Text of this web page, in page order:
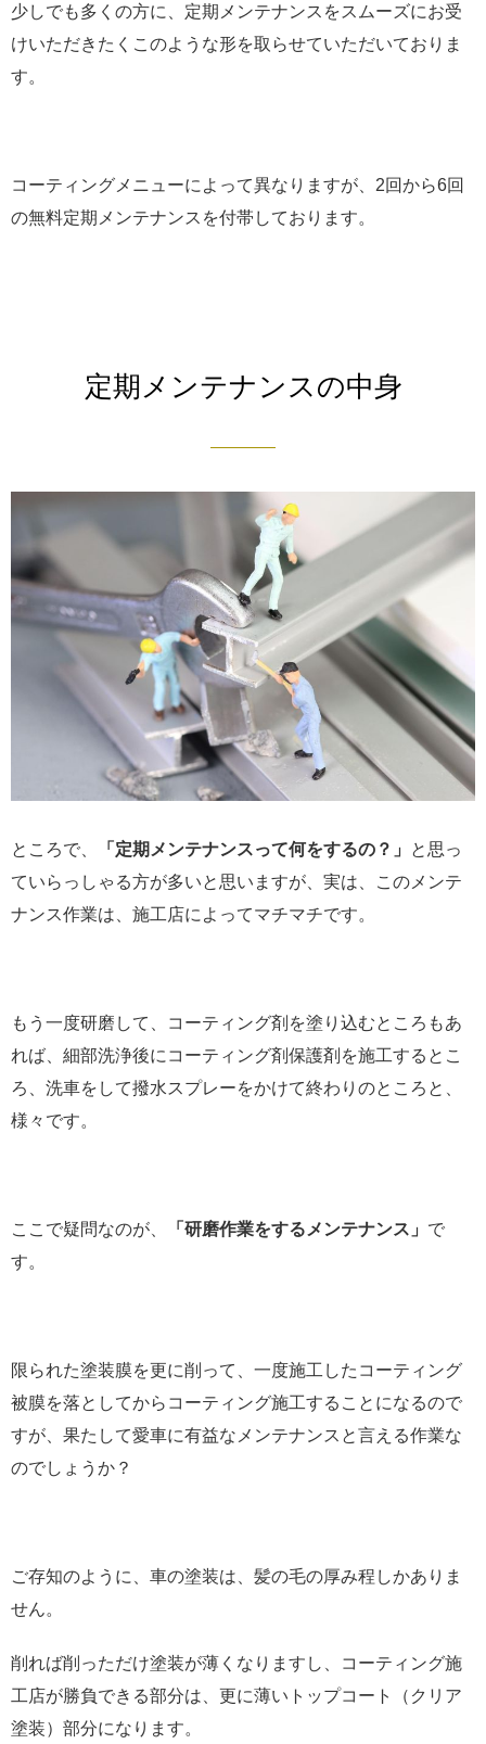
少しでも多くの方に、定期メンテナンスをスムーズにお受
けいただきたくこのような形を取らせていただいておりま
す。
コーティングメニューによって異なりますが、2回から6回
の無料定期メンテナンスを付帯しております。
定期メンテナンスの中身
ところで、 「定期メンテナンスって何をするの？」
と思っ
ていらっしゃる方が多いと思いますが、実は、このメンテ
ナンス作業は、施工店によってマチマチです。
もう一度研磨して、コーティング剤を塗り込むところもあ
れば、細部洗浄後にコーティング剤保護剤を施工するとこ
ろ、洗車をして撥水スプレーをかけて終わりのところと、
様々です。
ここで疑問なのが、 「研磨作業をするメンテナンス」 で
す。
限られた塗装膜を更に削って、一度施工したコーティング
被膜を落としてからコーティング施工することになるので
すが、果たして愛車に有益なメンテナンスと言える作業な
のでしょうか？
ご存知のように、車の塗装は、髪の毛の厚み程しかありま
せん。
削れば削っただけ塗装が薄くなりますし、コーティング施
工店が勝負できる部分は、更に薄いトップコート（クリア
塗装）部分になります。